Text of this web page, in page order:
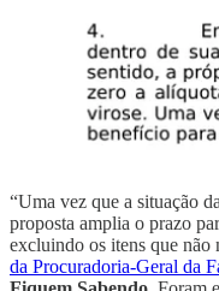
“Uma vez que a situação
proposta amplia o prazo
excluindo os itens que não
da Procuradoria-Geral da